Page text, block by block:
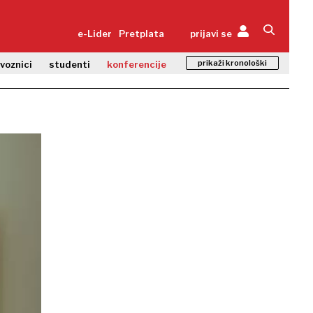
e-Lider Pretplata prijavi se
studenti konferencije prikaži kronološki